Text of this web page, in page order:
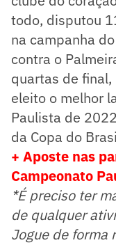
todo, disputou
na campanha
contra o
quartas de
eleito o melhor
Paulista de
da Copa do
+ Aposte nas
Campeonato
*É preciso ter
de qualquer
Jogue de forma